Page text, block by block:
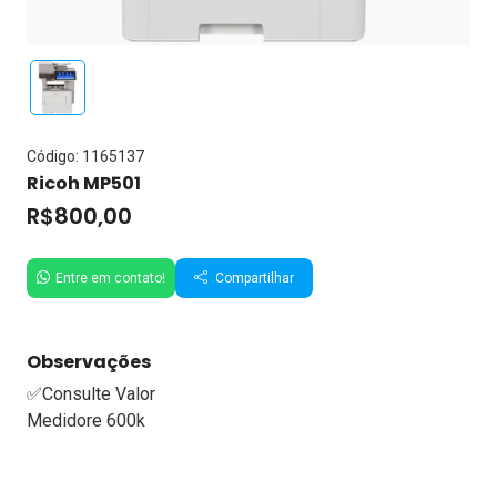
Código: 1165137
Ricoh MP501
R$800,00
Entre em contato! Compartilhar
Observações
✅Consulte Valor
Medidore 600k